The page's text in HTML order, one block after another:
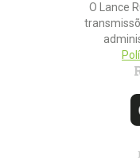
O Lance